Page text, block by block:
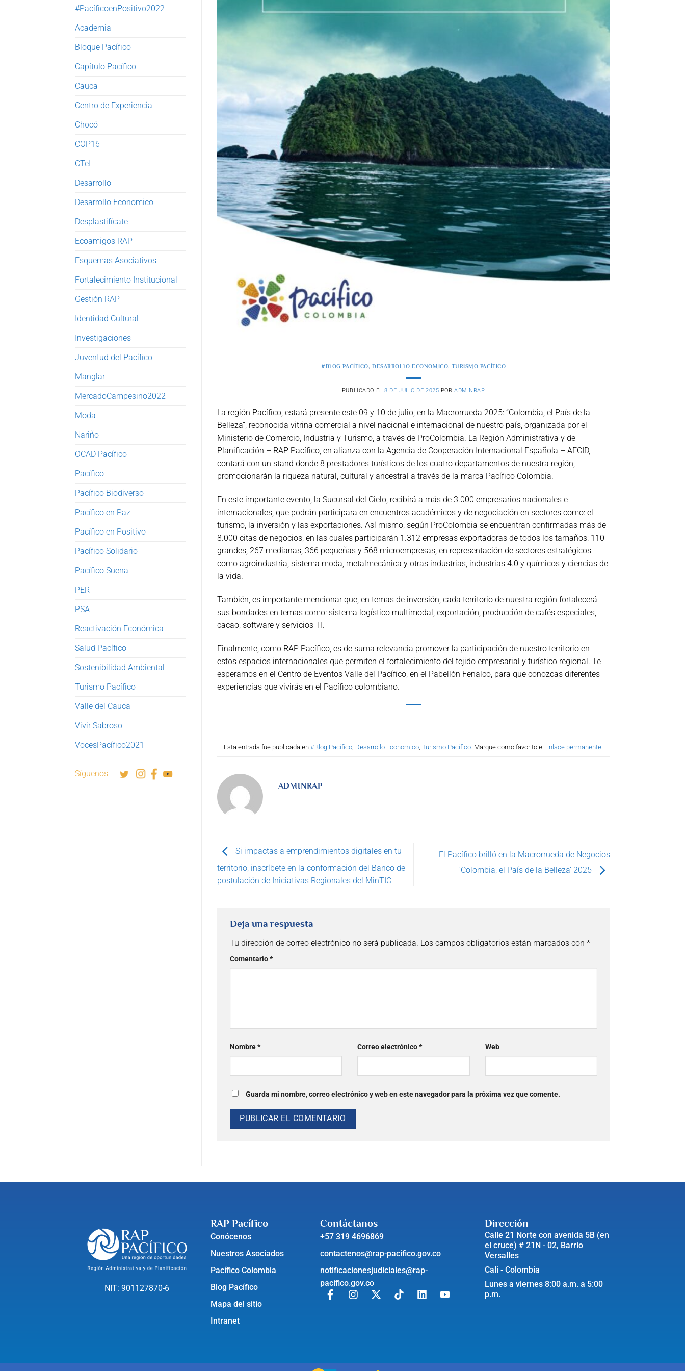
#PacíficoenPositivo2022
Academia
Bloque Pacífico
Capítulo Pacífico
Cauca
Centro de Experiencia
Chocó
COP16
CTeI
Desarrollo
Desarrollo Economico
Desplastifícate
Ecoamigos RAP
Esquemas Asociativos
Fortalecimiento Institucional
Gestión RAP
Identidad Cultural
Investigaciones
Juventud del Pacífico
Manglar
MercadoCampesino2022
Moda
Nariño
OCAD Pacífico
Pacífico
Pacífico Biodiverso
Pacífico en Paz
Pacífico en Positivo
Pacífico Solidario
Pacífico Suena
PER
PSA
Reactivación Económica
Salud Pacífico
Sostenibilidad Ambiental
Turismo Pacífico
Valle del Cauca
Vivir Sabroso
VocesPacífico2021
Síguenos
#BLOG PACÍFICO,DESARROLLO ECONOMICO,TURISMO PACÍFICO
PUBLICADO EL8 DE JULIO DE 2025 PORADMINRAP
La región Pacífico, estará presente este 09 y 10 de julio, en la Macrorrueda 2025: “Colombia, el País de la
Belleza”, reconocida vitrina comercial a nivel nacional e internacional de nuestro país, organizada por el
Ministerio de Comercio, Industria y Turismo, a través de ProColombia. La Región Administrativa y de
Planificación – RAP Pacífico, en alianza con la Agencia de Cooperación Internacional Española – AECID,
contará con un stand donde 8 prestadores turísticos de los cuatro departamentos de nuestra región,
promocionarán la riqueza natural, cultural y ancestral a través de la marca Pacífico Colombia.
En este importante evento, la Sucursal del Cielo, recibirá a más de 3.000 empresarios nacionales e
internacionales, que podrán participara en encuentros académicos y de negociación en sectores como: el
turismo, la inversión y las exportaciones. Así mismo, según ProColombia se encuentran confirmadas más de
8.000 citas de negocios, en las cuales participarán 1.312 empresas exportadoras de todos los tamaños: 110
grandes, 267 medianas, 366 pequeñas y 568 microempresas, en representación de sectores estratégicos
como agroindustria, sistema moda, metalmecánica y otras industrias, industrias 4.0 y químicos y ciencias de
la vida.
También, es importante mencionar que, en temas de inversión, cada territorio de nuestra región fortalecerá
sus bondades en temas como: sistema logístico multimodal, exportación, producción de cafés especiales,
cacao, software y servicios TI.
Finalmente, como RAP Pacífico, es de suma relevancia promover la participación de nuestro territorio en
estos espacios internacionales que permiten el fortalecimiento del tejido empresarial y turístico regional. Te
esperamos en el Centro de Eventos Valle del Pacífico, en el Pabellón Fenalco, para que conozcas diferentes
experiencias que vivirás en el Pacífico colombiano.
Esta entrada fue publicada en#Blog Pacífico Desarrollo Economico ,Turismo Pacífico . Marque como favorito el Enlace permanente
ADMINRAP
Si impactas a emprendimientos digitales en tu
territorio, inscríbete en la conformación del Banco de
postulación de Iniciativas Regionales del MinTIC
El Pacífico brilló en la Macrorrueda de Negocios
‘Colombia, el País de la Belleza’ 2025
Deja una respuesta
Tu dirección de correo electrónico no será publicada. Los campos obligatorios están marcados con *
Comentario*
Nombre* Correo electrónico* Web
Guarda mi nombre, correo electrónico y web en este navegador para la próxima vez que comente.
NIT: 901127870-6
RAP Pacífico
Conócenos
Nuestros Asociados
Pacífico Colombia
Blog Pacífico
Mapa del sitio
Intranet
Contáctanos
+57 319 4696869
contactenos@rap-pacifico.gov.co
notificacionesjudiciales@rap-
pacifico.gov.co
Dirección
Calle 21 Norte con avenida 5B (en
el cruce) # 21N - 02, Barrio
Versalles
Cali - Colombia
Lunes a viernes 8:00 a.m. a 5:00
p.m.